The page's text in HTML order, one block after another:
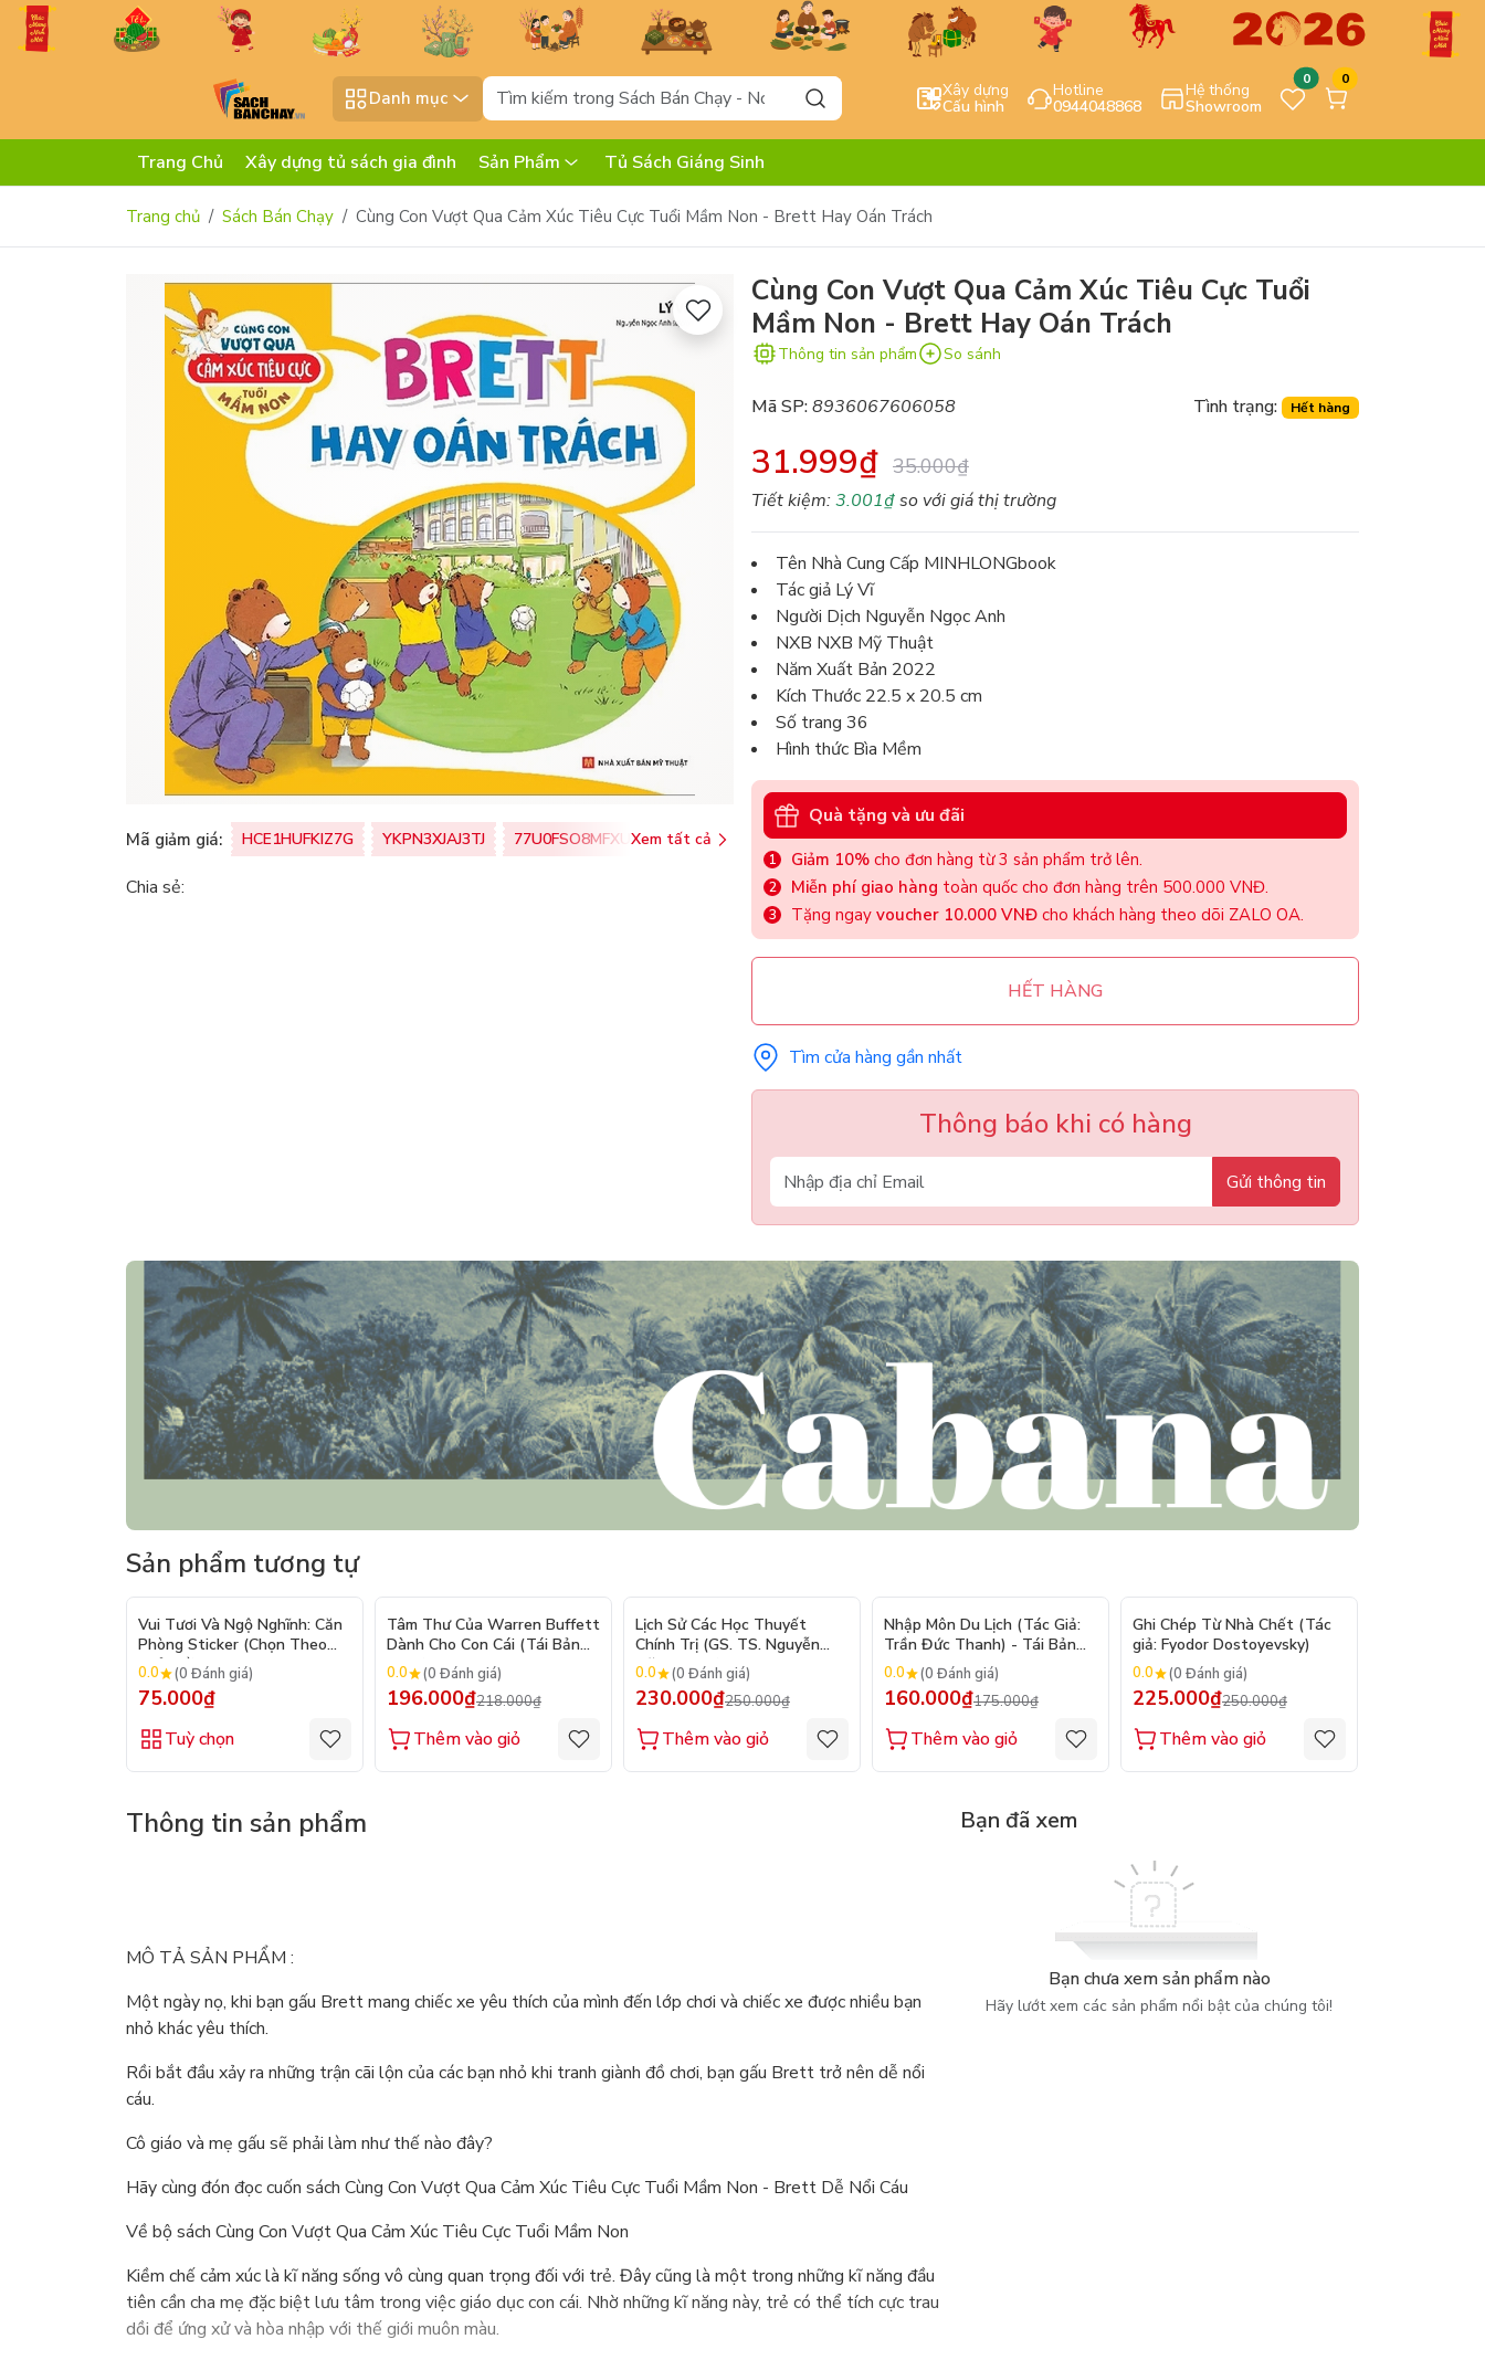
Danh mục Xây dựng
Cấu hình
Hotline
0944048868
Hệ thống
Showroom
0 0
Trang Chủ Xây dựng tủ sách gia đình Sản Phẩm Tủ Sách Giáng Sinh
Trang chủ Sách Bán Chạy Cùng Con Vượt Qua Cảm Xúc Tiêu Cực Tuổi Mầm Non - Brett Hay Oán Trách
Mã giảm giá: HCE1HUFKIZ7G YKPN3XJAJ3TJ 77U0FSO8MFXU Xem tất cả
Chia sẻ:
Cùng Con Vượt Qua Cảm Xúc Tiêu Cực Tuổi
Mầm Non - Brett Hay Oán Trách
Thông tin sản phẩm So sánh
Mã SP:8936067606058 Tình trạng: Hết hàng
31.999₫ 35.000₫
Tiết kiệm:3.001₫so với giá thị trường
Tên Nhà Cung Cấp MINHLONGbook
Tác giả Lý Vĩ
Người Dịch Nguyễn Ngọc Anh
NXB NXB Mỹ Thuật
Năm Xuất Bản 2022
Kích Thước 22.5 x 20.5 cm
Số trang 36
Hình thức Bìa Mềm
Quà tặng và ưu đãi
Giảm 10% cho đơn hàng từ 3 sản phẩm trở lên.
Miễn phí giao hàng toàn quốc cho đơn hàng trên 500.000 VNĐ.
Tặng ngay voucher 10.000 VNĐ cho khách hàng theo dõi ZALO OA.
HẾT HÀNG
Tìm cửa hàng gần nhất
Thông báo khi có hàng
Gửi thông tin
Sản phẩm tương tự
Vui Tươi Và Ngộ Nghĩnh: Căn
Phòng Sticker (Chọn Theo
Chủ Đề) - Hơn 250 Sticker
0.0 (0 Đánh giá)
75.000₫
Tuỳ chọn
- 10%
Tâm Thư Của Warren Buffett
Dành Cho Con Cái (Tái Bản
2026)
0.0 (0 Đánh giá)
196.000₫218.000₫
Thêm vào giỏ
Lịch Sử Các Học Thuyết
Chính Trị (GS. TS. Nguyễn
Đăng Dung)
0.0 (0 Đánh giá)
230.000₫250.000₫
Thêm vào giỏ
- 9%
Nhập Môn Du Lịch (Tác Giả:
Trần Đức Thanh) - Tái Bản
2026
0.0 (0 Đánh giá)
160.000₫175.000₫
Thêm vào giỏ
- 10%
Ghi Chép Từ Nhà Chết (Tác
giả: Fyodor Dostoyevsky)
0.0 (0 Đánh giá)
225.000₫250.000₫
Thêm vào giỏ
Thông tin sản phẩm
MÔ TẢ SẢN PHẨM :
Một ngày nọ, khi bạn gấu Brett mang chiếc xe yêu thích của mình đến lớp chơi và chiếc xe được nhiều bạn
nhỏ khác yêu thích.
Rồi bắt đầu xảy ra những trận cãi lộn của các bạn nhỏ khi tranh giành đồ chơi, bạn gấu Brett trở nên dễ nổi
cáu.
Cô giáo và mẹ gấu sẽ phải làm như thế nào đây?
Hãy cùng đón đọc cuốn sách Cùng Con Vượt Qua Cảm Xúc Tiêu Cực Tuổi Mầm Non - Brett Dễ Nổi Cáu
Về bộ sách Cùng Con Vượt Qua Cảm Xúc Tiêu Cực Tuổi Mầm Non
Kiềm chế cảm xúc là kĩ năng sống vô cùng quan trọng đối với trẻ. Đây cũng là một trong những kĩ năng đầu
tiên cần cha mẹ đặc biệt lưu tâm trong việc giáo dục con cái. Nhờ những kĩ năng này, trẻ có thể tích cực trau
dồi để ứng xử và hòa nhập với thế giới muôn màu.
Bạn đã xem
Bạn chưa xem sản phẩm nào
Hãy lướt xem các sản phẩm nổi bật của chúng tôi!